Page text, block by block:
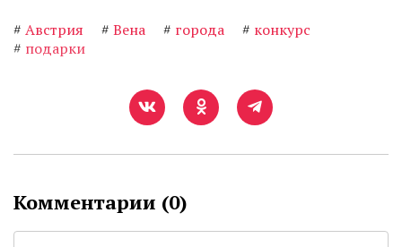
# Австрия # Вена # города # конкурс
# подарки
Комментарии (0)